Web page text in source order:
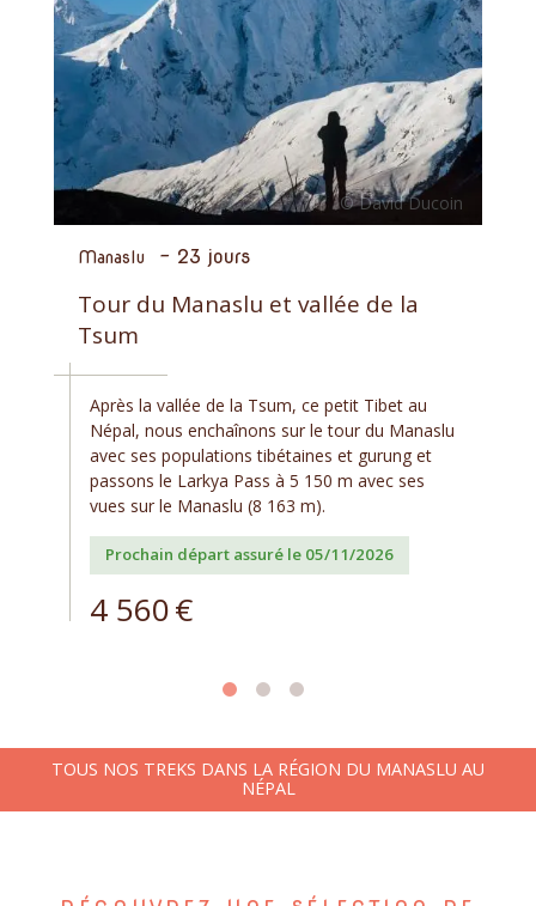
Manaslu - 23 jours
Tour du Manaslu et vallée de la
Tsum
Après la vallée de la Tsum, ce petit Tibet au
Népal, nous enchaînons sur le tour du Manaslu
avec ses populations tibétaines et gurung et
passons le Larkya Pass à 5 150 m avec ses
vues sur le Manaslu (8 163 m).
Prochain départ assuré le 05/11/2026
4 560€
TOUS NOS TREKS DANS LA RÉGION DU MANASLU AU
NÉPAL